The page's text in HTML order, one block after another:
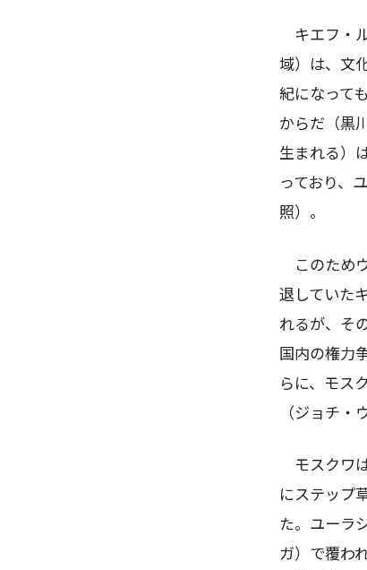
キエフ・
域）は、文
紀になって
からだ（黒
生まれる）
っており、
照）。
このため
退していた
れるが、そ
国内の権力
らに、モス
（ジョチ
モスクワ
にステップ
た。ユーラ
ガ）で覆わ